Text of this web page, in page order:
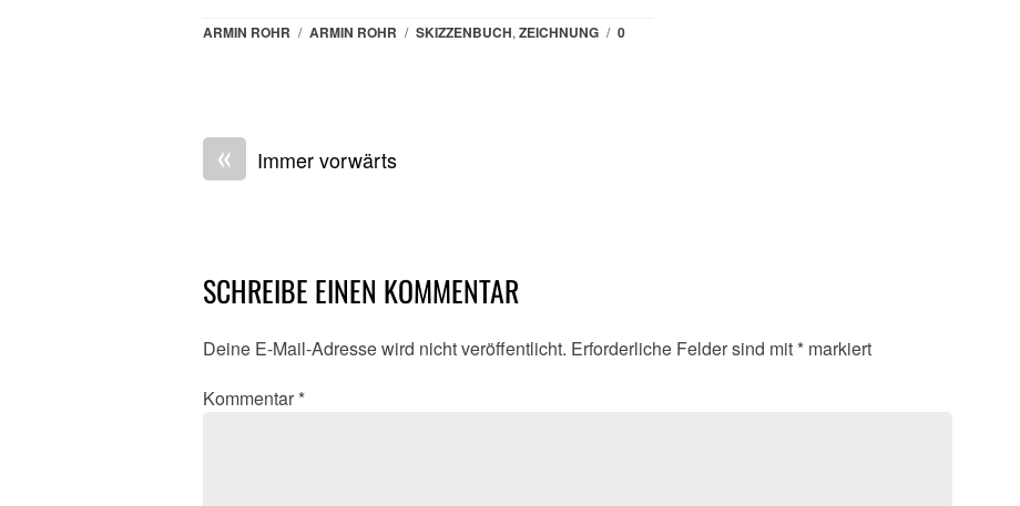
ARMIN ROHR / ARMIN ROHR / SKIZZENBUCH, ZEICHNUNG / 0
« Immer vorwärts
SCHREIBE EINEN KOMMENTAR
Deine E-Mail-Adresse wird nicht veröffentlicht. Erforderliche Felder sind mit * markiert
Kommentar *